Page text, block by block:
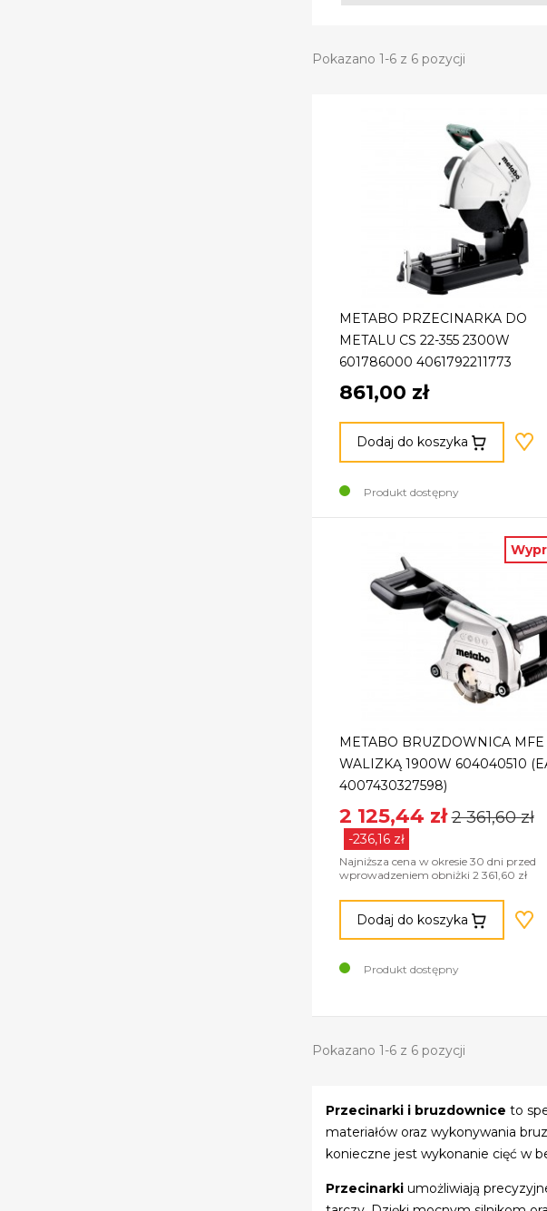
Pokazano 1-6 z 6 pozycji
METABO PRZECINARKA DO
METALU CS 22-355 2300W
601786000 4061792211773
861,00 zł
Dodaj do koszyka
Produkt dostępny
METABO BRUZDOWNICA
WALIZKĄ 1900W 604040510
4007430327598)
2 125,44 zł 2 361,60 zł
-236,16 zł
Najniższa cena w okresie 30 dni przed
wprowadzeniem obniżki 2 361,60 zł
Dodaj do koszyka
Produkt dostępny
Pokazano 1-6 z 6 pozycji
Przecinarki i bruzdownice to
materiałów oraz wykonywania
konieczne jest wykonanie cięć w
Przecinarkiumożliwiają